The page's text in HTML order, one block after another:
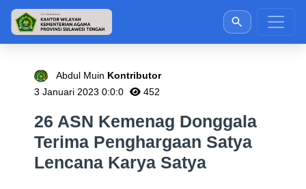
Abdul Muin Kontributor
3 Januari 2023 0:0:0
452
26 ASN Kemenag Donggala
Terima Penghargaan Satya
Lencana Karya Satya